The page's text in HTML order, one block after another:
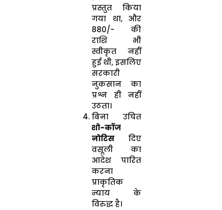
प्रस्तुत किया
गया था, और
₹880/- की
राशि भी
स्वीकृत नहीं
हुई थी, इसलिए
सरकारी
नुकसान का
प्रश्न ही नहीं
उठता।
बिना उचित
शो-कॉज
नोटिस दिए
वसूली का
आदेश पारित
करना
प्राकृतिक
न्याय के
विरुद्ध है।